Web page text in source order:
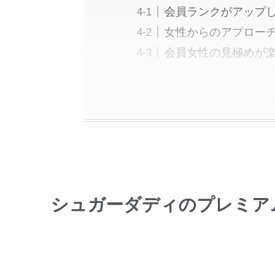
会員ランクがアップ
女性からのアプロー
会員女性の見極めが
シュガーダディのプレミ